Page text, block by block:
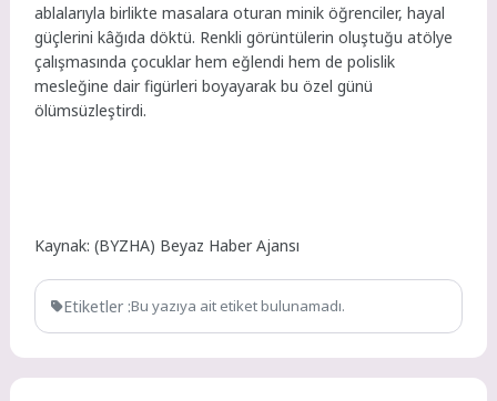
ablalarıyla birlikte masalara oturan minik öğrenciler, hayal
güçlerini kâğıda döktü. Renkli görüntülerin oluştuğu atölye
çalışmasında çocuklar hem eğlendi hem de polislik
mesleğine dair figürleri boyayarak bu özel günü
ölümsüzleştirdi.
Kaynak: (BYZHA) Beyaz Haber Ajansı
Etiketler :Bu yazıya ait etiket bulunamadı.